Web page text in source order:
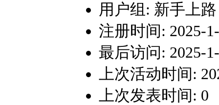
用户组: 新手上路
注册时间: 2025-
最后访问: 2025-
上次活动时间:
上次发表时间: 0